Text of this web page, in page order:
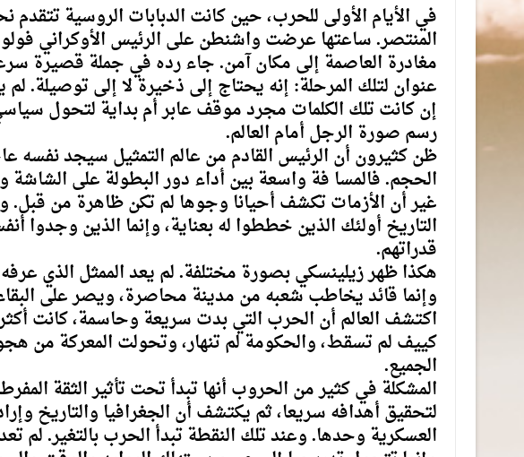
في الأيام الأولى للحرب، حين كانت الدبابات الروسية تتقدم
المنتصر. ساعتها عرضت واشنطن على الرئيس الأوكراني
مغادرة العاصمة إلى مكان آمن. جاء رده في جملة قصيرة
عنوان لتلك المرحلة: إنه يحتاج إلى ذخيرة لا إلى توصيلة.
إن كانت تلك الكلمات مجرد موقف عابر أم بداية لتحول
رسم صورة الرجل أمام العالم.
ظن كثيرون أن الرئيس القادم من عالم التمثيل سيجد نفسه
الحجم. فالمسا فة واسعة بين أداء دور البطولة على
غير أن الأزمات تكشف أحيانا وجوها لم تكن ظاهرة من قبل.
التاريخ أولئك الذين خططوا له بعناية، وإنما الذين
قدراتهم.
هكذا ظهر زيلينسكي بصورة مختلفة. لم يعد الممثل الذي
وإنما قائد يخاطب شعبه من مدينة محاصرة، ويصر على
اكتشف العالم أن الحرب التي بدت سريعة وحاسمة، كانت
كييف لم تسقط، والحكومة لم تنهار، وتحولت المعركة من
الجميع.
المشكلة في كثير من الحروب أنها تبدأ تحت تأثير الثقة
لتحقيق أهدافه سريعا، ثم يكتشف أن الجغرافيا والتاريخ
العسكرية وحدها. وعند تلك النقطة تبدأ الحرب بالتغير.